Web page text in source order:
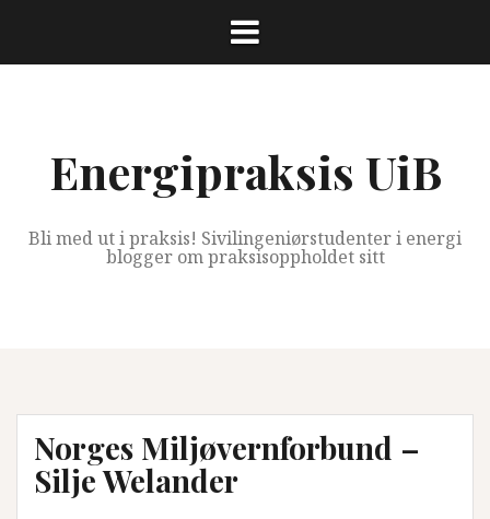
content
Energipraksis UiB
Bli med ut i praksis! Sivilingeniørstudenter i energi
blogger om praksisoppholdet sitt
Norges Miljøvernforbund –
Silje Welander